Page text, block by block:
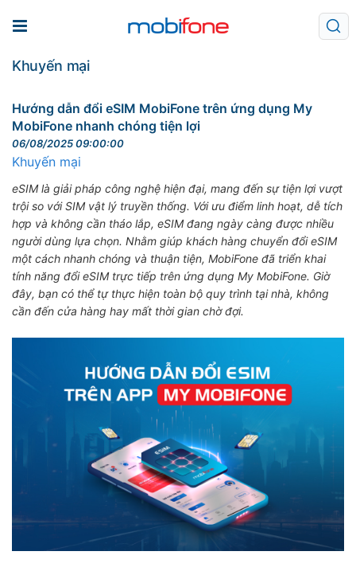
Khuyến mại
Hướng dẫn đổi eSIM MobiFone trên ứng dụng My
MobiFone nhanh chóng tiện lợi
06/08/2025 09:00:00
Khuyến mại
eSIM là giải pháp công nghệ hiện đại, mang đến sự tiện lợi vượt
trội so với SIM vật lý truyền thống. Với ưu điểm linh hoạt, dễ tích
hợp và không cần tháo lắp, eSIM đang ngày càng được nhiều
người dùng lựa chọn. Nhằm giúp khách hàng chuyển đổi eSIM
một cách nhanh chóng và thuận tiện, MobiFone đã triển khai
tính năng đổi eSIM trực tiếp trên ứng dụng My MobiFone. Giờ
đây, bạn có thể tự thực hiện toàn bộ quy trình tại nhà, không
cần đến cửa hàng hay mất thời gian chờ đợi.